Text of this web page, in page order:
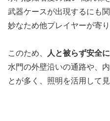
武器ケースが出現するにも
妙なため他プレイヤーが寄り
このため、 人と被らず安全
水門の外壁沿いの通路や、
とが多く、照明を活用して